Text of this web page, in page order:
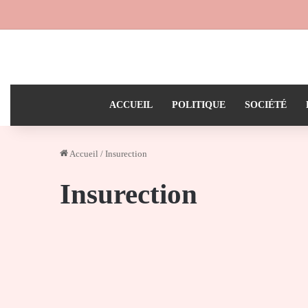
ACCUEIL POLITIQUE SOCIÉTÉ
Accueil / Insurection
Insurection